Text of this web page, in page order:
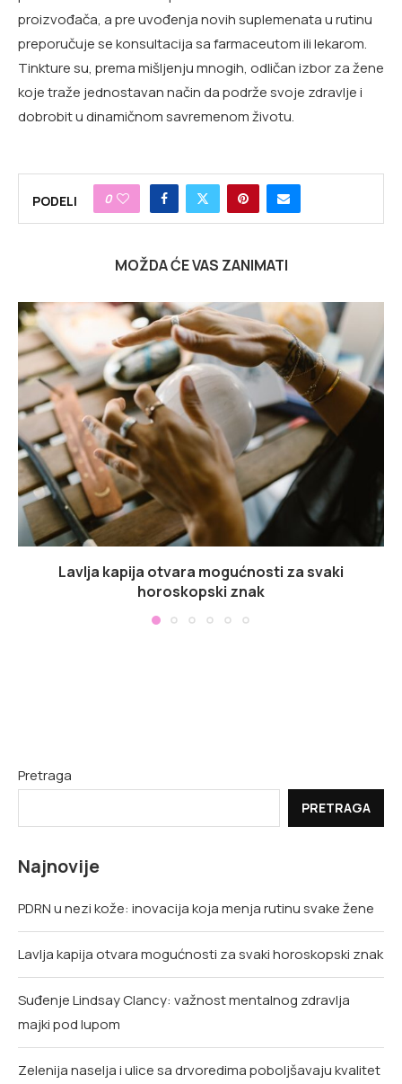
proizvođača, a pre uvođenja novih suplemenata u rutinu
preporučuje se konsultacija sa farmaceutom ili lekarom.
Tinkture su, prema mišljenju mnogih, odličan izbor za žene
koje traže jednostavan način da podrže svoje zdravlje i
dobrobit u dinamičnom savremenom životu.
PODELI 0
MOŽDA ĆE VAS ZANIMATI
Lavlja kapija otvara mogućnosti za svaki
horoskopski znak
Pretraga
PRETRAGA
Najnovije
PDRN u nezi kože: inovacija koja menja rutinu svake žene
Lavlja kapija otvara mogućnosti za svaki horoskopski znak
Suđenje Lindsay Clancy: važnost mentalnog zdravlja
majki pod lupom
Zelenija naselja i ulice sa drvoredima poboljšavaju kvalitet